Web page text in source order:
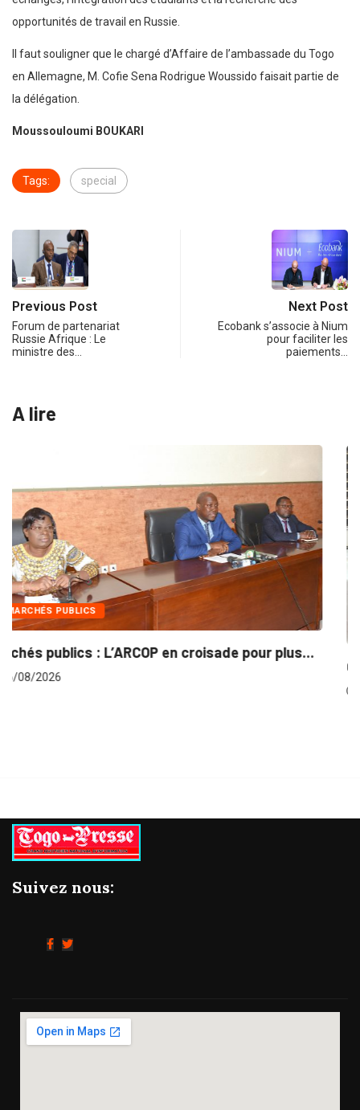
opportunités de travail en Russie.
Il faut souligner que le chargé d’Affaire de l’ambassade du Togo
en Allemagne, M. Cofie Sena Rodrigue Woussido faisait partie de
la délégation.
Moussouloumi BOUKARI
Tags: special
Previous Post
Forum de partenariat
Russie Afrique : Le
ministre des…
Next Post
Ecobank s’associe à Nium
pour faciliter les
paiements…
A lire
INTÉGRATION RÉGIONALE
Gestion concertée et durable du Bassin du...
Suivez nous: